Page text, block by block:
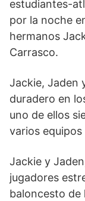
estudiantes-
por la noche
hermanos
Carrasco.
Jackie, Jaden
duradero en
uno de ellos
varios
Jackie y
jugadores
baloncesto de